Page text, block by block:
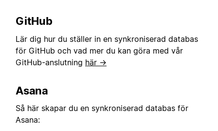
GitHub
Lär dig hur du ställer in en synkroniserad databas
för GitHub och vad mer du kan göra med vår
GitHub-anslutning här →
Asana
Så här skapar du en synkroniserad databas för
Asana: